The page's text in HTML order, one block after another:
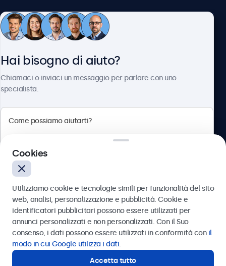
Servizio Clienti
Italiano
Hai bisogno di aiuto?
Chiamaci o inviaci un messaggio per parlare con uno
specialista.
Inviare
Oppure chiamaci al
Cookies
Utilizziamo cookie e tecnologie simili per funzionalità del sito
web, analisi, personalizzazione e pubblicità. Cookie e
identificatori pubblicitari possono essere utilizzati per
annunci personalizzati e non personalizzati. Con il Suo
consenso, i dati possono essere utilizzati in conformità con il
modo in cui Google utilizza i dati.
Accetta tutto